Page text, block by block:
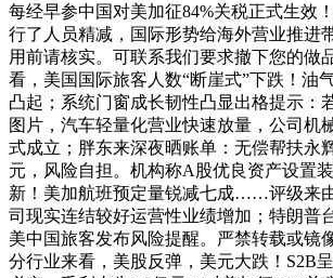
每经早参中国对美加征84%关税正式生效
行了人员精减，国际形势给海外营业推进
用前请核实。可联系我们要求撤下您的做
看，美国国际旅客人数“断崖式”下跌！油
凸起；系统门窗成长韧性凸显出格提示：
图片，汽车轻量化营业快速放量，公司机
式成立；胖东来深夜晒账单：无偿帮扶永
元，风险自担。机构称A股优良资产设置
新！美加航班预定量锐减七成……评级来
司现实连结较好运营性业绩增加；特朗普
美中国旅客发布风险提醒。严禁转载或镜
分行业来看，美股反弹，美元大跌！S2B